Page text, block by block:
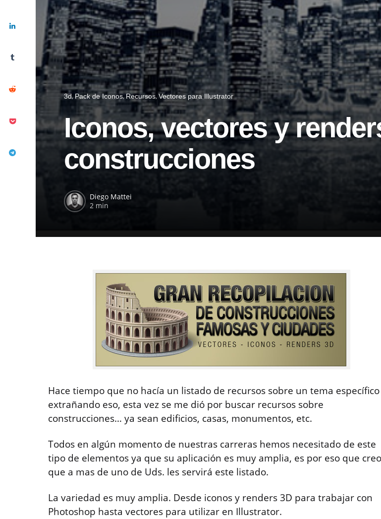
3d Pack de Iconos Recursos Vectores para Illustrator
Iconos, vectores y
construcciones
Diego Mattei
2 min
Hace tiempo que no hacía un listado de recursos sobre un tema
extrañando eso, esta vez se me dió por buscar recursos sobre
construcciones… ya sean edificios, casas, monumentos, etc.
Todos en algún momento de nuestras carreras hemos necesitado de este
tipo de elementos ya que su aplicación es muy amplia, es por eso que creo
que a mas de uno de Uds. les servirá este listado.
La variedad es muy amplia. Desde iconos y renders 3D para trabajar con
Photoshop hasta vectores para utilizar en Illustrator.